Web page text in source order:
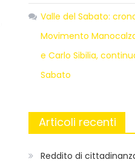
Valle del Sabato:
Movimento
e Carlo Sibilia,
Sabato
Articoli recenti
Reddito di